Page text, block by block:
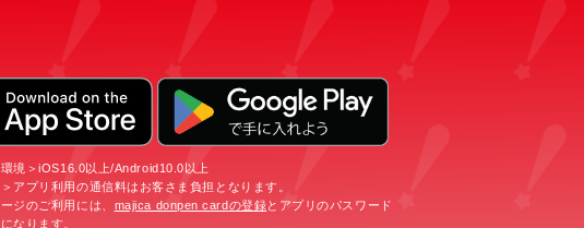
環境＞iOS16.0以上/Android10.0以上
アプリ利用の通信料はお客さま負担となります。
ジのご利用には、 majica donpen cardの登録とアプリのパスワード
なります。